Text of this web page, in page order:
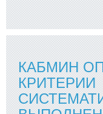
КАБМИН
КРИТЕРИИ